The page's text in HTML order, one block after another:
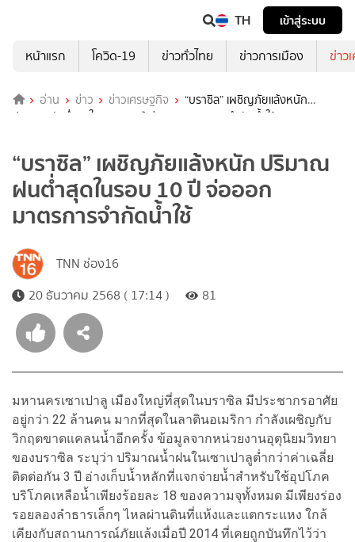
TH
เข้าสู่ระบบ
หน้าแรก
โควิด-19 ข่าวทั่วไทย ข่าวการเมือง ข่าว
อ่าน ข่าว ข่าวเศรษฐกิจ
“บราซิล” เผชิญภัยแล้งหนัก
ปริมาณฝนต่ำสุดในรอบ 10 ปี จ่อออกมาตรการจำกัดน้ำใช้
“บราซิล” เผชิญภัยแล้งหนัก ปริมาณ
ฝนต่ำสุดในรอบ 10 ปี จ่อออก
มาตรการจำกัดน้ำใช้
TNN ช่อง16
20 ธันวาคม 2568 ( 17:14 )
81
มหานครเซาเปาลู เมืองใหญ่ที่สุดในบราซิล มีประชากรอาศัย
อยู่กว่า 22 ล้านคน มากที่สุดในลาตินอเมริกา กำลังเผชิญกับ
วิกฤตขาดแคลนน้ำอีกครั้ง ข้อมูลจากหน่วยงานอุตุนิยมวิทยา
ของบราซิล ระบุว่า ปริมาณน้ำฝนในเซาเปาลูต่ำกว่าค่าเฉลี่ย
ติดต่อกัน 3 ปี อ่างเก็บน้ำหลักที่แจกจ่ายน้ำสำหรับใช้อุปโภค
บริโภคเหลือน้ำเพียงร้อยละ 18 ของความจุทั้งหมด มีเพียงร่อง
รอยลองลำธารเล็กๆ ไหลผ่านดินที่แห้งและแตกระแหง ใกล้
เคียงกับสถานการณ์ภัยแล้งเมื่อปี 2014 ที่เคยถูกบันทึกไว้ว่า